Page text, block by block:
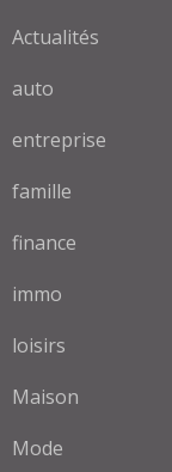
Actualités
auto
entreprise
famille
finance
immo
loisirs
Maison
Mode